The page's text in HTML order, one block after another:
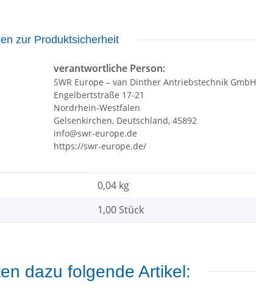
zur Produktsicherheit
verantwortliche Person:
SWR Europe – van Dinther Antriebstechnik GmbH
Engelbertstraße 17-21
Nordrhein-Westfalen
Gelsenkirchen, Deutschland, 45892
info@swr-europe.de
https://swr-europe.de/
0,04 kg
1,00 Stück
dazu folgende Artikel: